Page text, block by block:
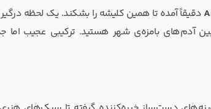
دقیقاً آمده تا همین کلیشه را بشکند. یک لحظه درگیر
آدم‌های بامزه‌ی شهر هستید. ترکیبی عجیب اما